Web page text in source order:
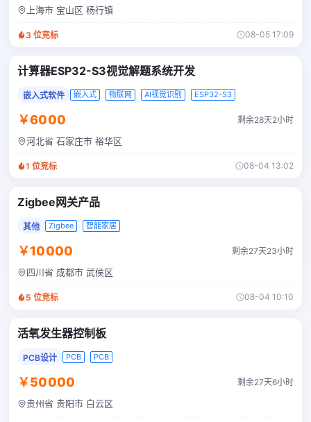
上海市 宝山区 杨行镇
3 位竞标 08-05 17:09
计算器ESP32-S3视觉解题系统开发
嵌入式软件 嵌入式 物联网 AI视觉识别 ESP32-S3
￥6000 剩余28天2小时
河北省 石家庄市 裕华区
1 位竞标 08-04 13:02
Zigbee网关产品
其他 Zigbee 智能家居
￥10000 剩余27天23小时
四川省 成都市 武侯区
5 位竞标 08-04 10:10
活氧发生器控制板
PCB设计 PCB PCB
￥50000 剩余27天6小时
贵州省 贵阳市 白云区